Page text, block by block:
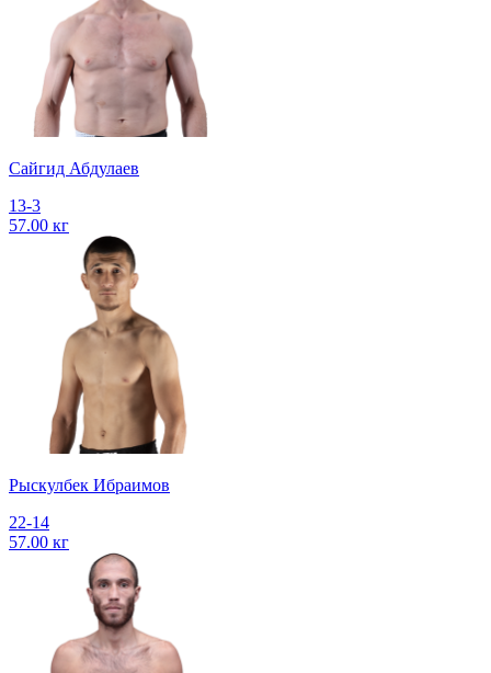
Сайгид Абдулаев
13-3
57.00 кг
Рыскулбек Ибраимов
22-14
57.00 кг